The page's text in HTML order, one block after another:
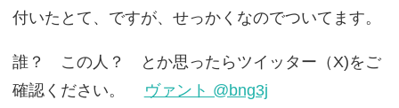
付いたとて、ですが、せっかくなのでついてます。
誰？ この人？ とか思ったらツイッター（X)をご
確認ください。
ヴァント @bng3j